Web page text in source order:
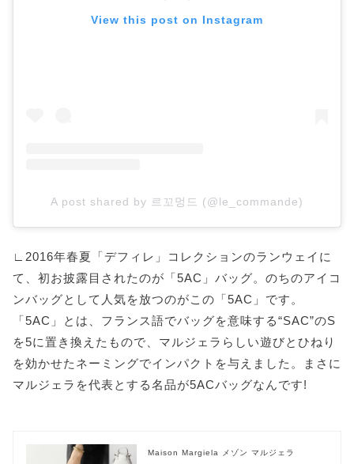
View this post on Instagram
A post shared by 르꼬멍드 (@le_commande)
∟2016年春夏「デフィレ」コレクションのランウェイに
て、初お披露目されたのが「5AC」バッグ。のちのアイコ
ンバッグとして人気を放つのがこの「5AC」です。
「5AC」とは、フランス語でバッグを意味する“SAC”のS
を5に置き換えたもので、マルジェラらしい遊びとひねり
を効かせたネーミングでインパクトを与えました。まさに
マルジェラを代表とする名品が5ACバッグなんです!
Maison Margiela メゾン マルジェラ